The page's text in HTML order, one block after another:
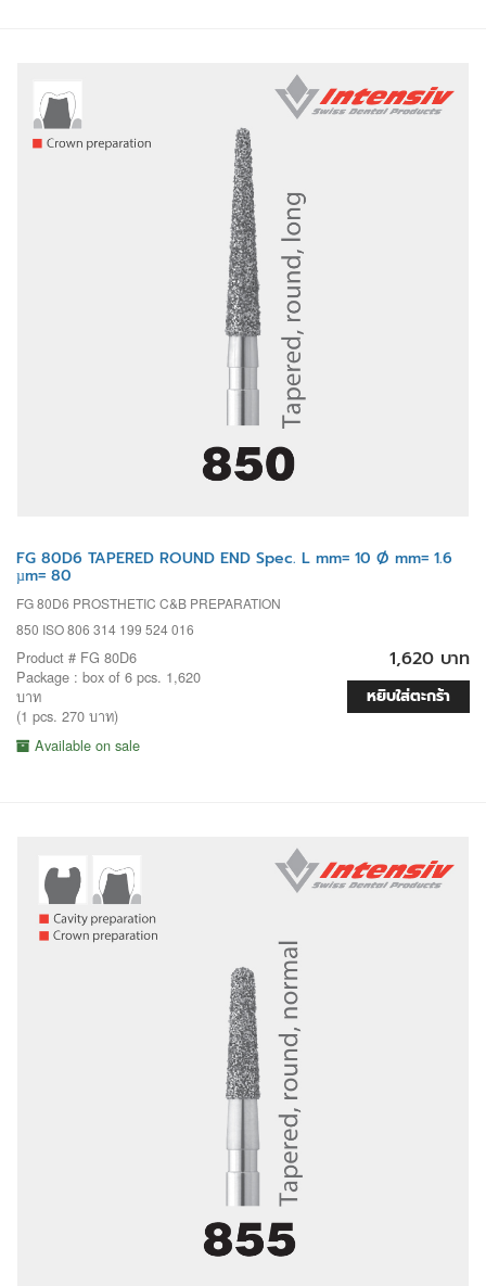
FG 80D6 TAPERED ROUND END Spec. L mm= 10 Ø mm= 1.6
µm= 80
FG 80D6 PROSTHETIC C&B PREPARATION
850 ISO 806 314 199 524 016
Product # FG 80D6
Package : box of 6 pcs. 1,620
บาท
(1 pcs. 270 บาท)
Available on sale
1,620 บาท
หยิบใส่ตะกร้า